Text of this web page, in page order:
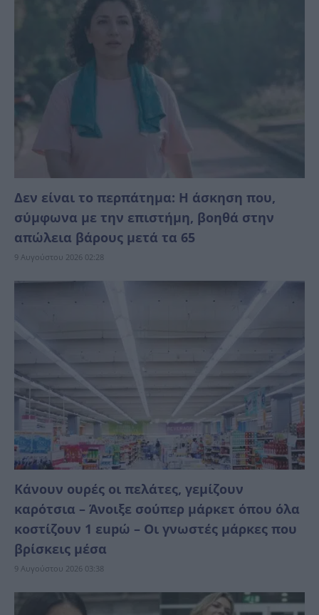
Δεν είναι το περπάτημα: Η άσκηση που,
σύμφωνα με την επιστήμη, βοηθά στην
απώλεια βάρους μετά τα 65
9 Αυγούστου 2026 02:28
Κάνουν ουρές οι πελάτες, γεμίζουν
καρότσια – Άνοιξε σούπερ μάρκετ όπου όλα
κοστίζουν 1 εupώ – Οι γνωστές μάρκες που
βρίσκεις μέσα
9 Αυγούστου 2026 03:38